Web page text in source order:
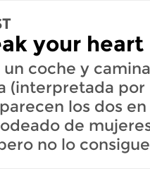
your heart
un coche y
(interpretada por
los dos
de
no lo